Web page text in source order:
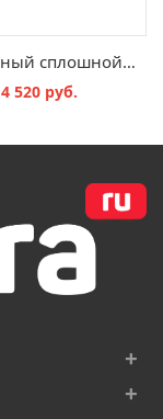
Усиленный сплошной паллет ЕВРО TR 1208-1-1 (1200 х 800)
4 520 руб.
+
+